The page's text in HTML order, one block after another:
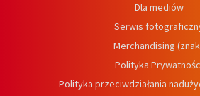
Dla mediów
Serwis
Merchandising
Polityka
Polityka przeciwdziałania